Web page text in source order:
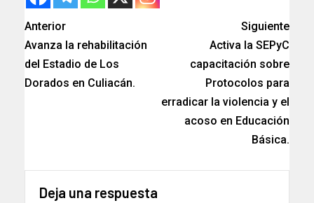
Anterior
Avanza la rehabilitación
del Estadio de Los
Dorados en Culiacán.
Siguiente
Activa la SEPyC
capacitación sobre
Protocolos para
erradicar la violencia y el
acoso en Educación
Básica.
Deja una respuesta